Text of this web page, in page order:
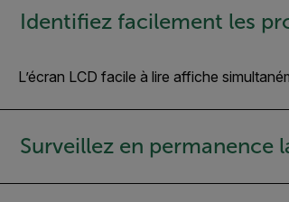
Identifiez facilement les
L’écran LCD facile à lire affiche
Surveillez en permanence